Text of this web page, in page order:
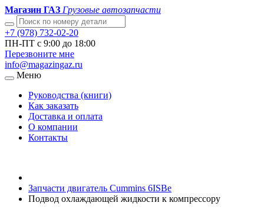
Магазин ГАЗ Грузовые автозапчасти
+7 (978) 732-02-20
ПН-ПТ с 9:00 до 18:00
Перезвоните мне
info@magazingaz.ru
Меню
Руководства (книги)
Как заказать
Доставка и оплата
О компании
Контакты
Запчасти двигатель Cummins 6ISBe
Подвод охлаждающей жидкости к компрессору